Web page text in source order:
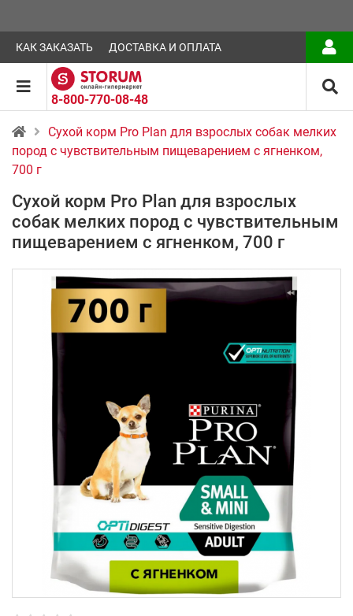
КАК ЗАКАЗАТЬ ДОСТАВКА И ОПЛАТА
8-800-770-08-48
Сухой корм Pro Plan для взрослых собак мелких
пород с чувствительным пищеварением с ягненком,
700 г
Сухой корм Pro Plan для взрослых
собак мелких пород с чувствительным
пищеварением с ягненком, 700 г